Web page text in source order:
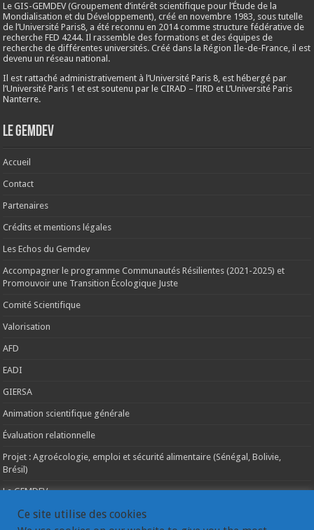
Le GIS-GEMDEV (Groupement d’intérêt scientifique pour l’Étude de la
Mondialisation et du Développement), créé ennovembre 1983, sous tutelle
de l’Université Paris8, a été reconnu en 2014 comme structure fédérative de
recherche FED 4244. Il rassemble des formations et des équipes de
recherche de différentes universités. Créé dans la Région Ile-de-France, il est
devenu un réseau national.
Il est rattaché administrativement à l’Université Paris 8, est hébergé par
l’Université Paris 1 et est soutenu par le CIRAD – l’IRD et L’Université Paris
Nanterre.
Le Gemdev
Accueil
Contact
Partenaires
Crédits et mentions légales
Les Echos du Gemdev
Accompagner le programme Communautés Résilientes (2021-2025) et
Promouvoir une Transition Écologique Juste
Comité Scientifique
Valorisation
AFD
EADI
GIERSA
Animation scientifique générale
Évaluation relationnelle
Projet : Agroécologie, emploi et sécurité alimentaire (Sénégal, Bolivie,
Brésil)
Le GEMDEV
La pluridisciplinarité
Ce site utilise des cookies